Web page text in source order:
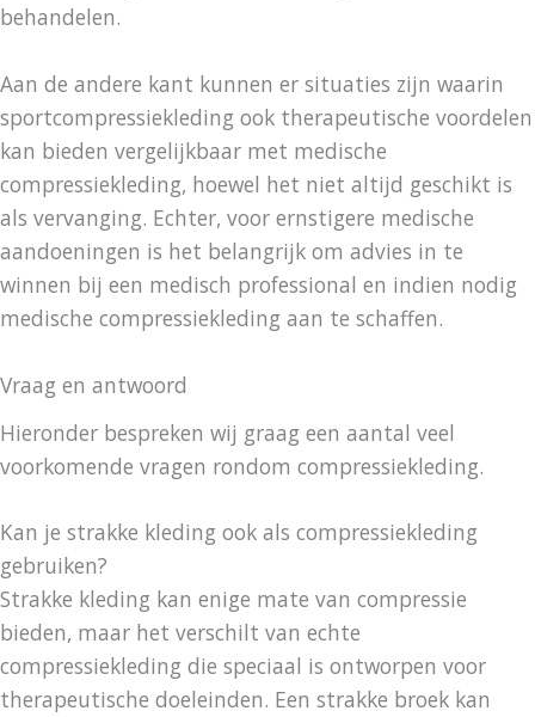
behandelen.
Aan de andere kant kunnen er situaties zijn waarin
sportcompressiekleding ook therapeutische voordelen
kan bieden vergelijkbaar met medische
compressiekleding, hoewel het niet altijd geschikt is
als vervanging. Echter, voor ernstigere medische
aandoeningen is het belangrijk om advies in te
winnen bij een medisch professional en indien nodig
medische compressiekleding aan te schaffen.
Vraag en antwoord
Hieronder bespreken wij graag een aantal veel
voorkomende vragen rondom compressiekleding.
Kan je strakke kleding ook als compressiekleding
gebruiken?
Strakke kleding kan enige mate van compressie
bieden, maar het verschilt van echte
compressiekleding die speciaal is ontworpen voor
therapeutische doeleinden. Een strakke broek kan